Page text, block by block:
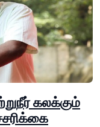
கலக்கும்